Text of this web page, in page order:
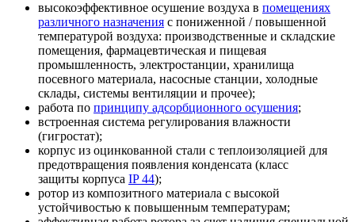
высокоэффективное осушение воздуха в помещениях
различного назначения с пониженной / повышенной
температурой воздуха: производственные и складские
помещения, фармацевтическая и пищевая
промышленность, электростанции, хранилища
посевного материала, насосные станции, холодные
склады, системы вентиляции и прочее);
работа по принципу адсорбционного осушения;
встроенная система регулирования влажности
(гигростат);
корпус из оцинкованной стали с теплоизоляцией для
предотвращения появления конденсата (класс
защиты корпуса IP 44);
ротор из композитного материала с высокой
устойчивостью к повышенным температурам;